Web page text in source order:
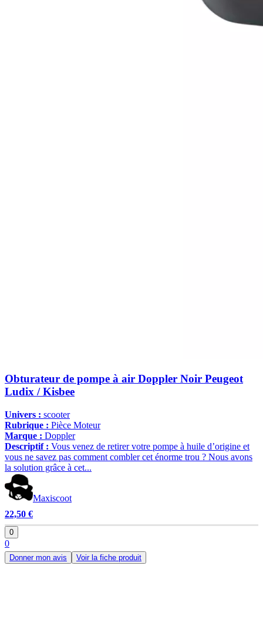
Obturateur de pompe à air Doppler Noir Peugeot
Ludix / Kisbee
Univers : scooter
Rubrique : Pièce Moteur
Marque : Doppler
Descriptif : Vous venez de retirer votre pompe à huile d’origine et
vous ne savez pas comment combler cet énorme trou ? Nous avons
la solution grâce à cet...
Maxiscoot
22,50 €
0
0
Donner mon avis Voir la fiche produit